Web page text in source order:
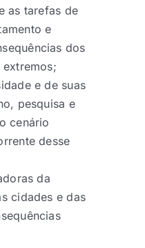
as tarefas de
e
dos
e de suas
pesquisa e
cenário
desse
da
cidades e das